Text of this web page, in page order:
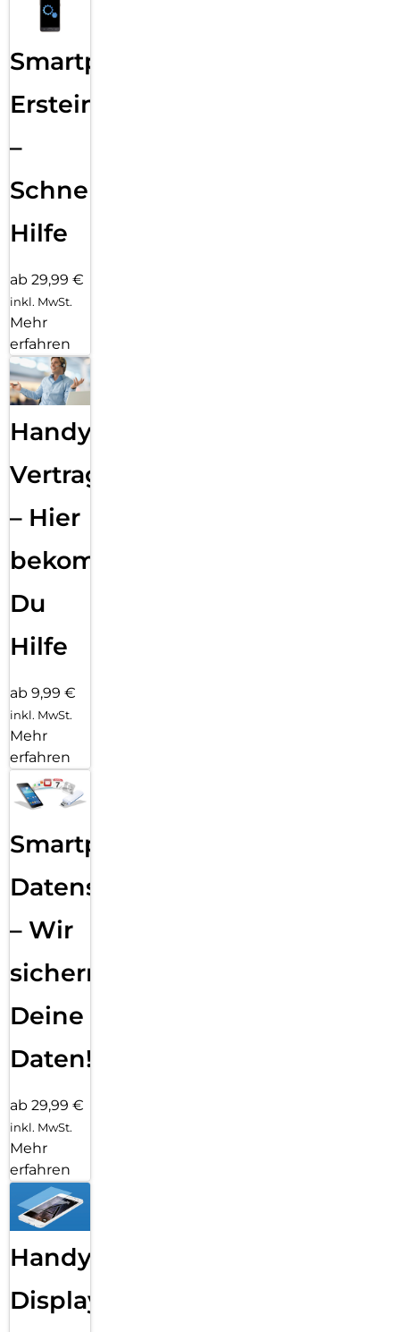
Smartphone
Ersteinrichtung
–
Schnelle
Hilfe
ab 29,99 €
inkl. MwSt.
Mehr
erfahren
Handy
Vertragsabwicklung
– Hier
bekommst
Du
Hilfe
ab 9,99 €
inkl. MwSt.
Mehr
erfahren
Smartphone
Datensicherung
– Wir
sichern
Deine
Daten!
ab 29,99 €
inkl. MwSt.
Mehr
erfahren
Handy
Displayfolie